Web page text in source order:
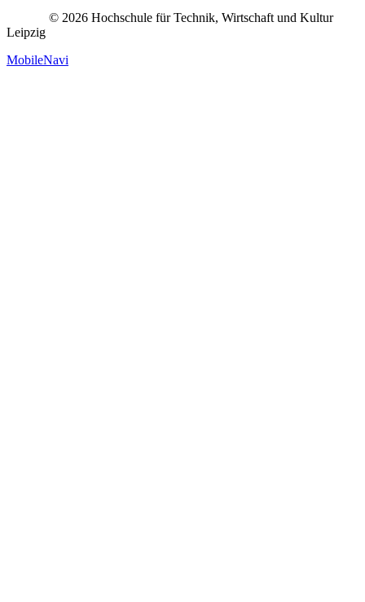
© 2026 Hochschule für Technik, Wirtschaft und Kultur
Leipzig
MobileNavi